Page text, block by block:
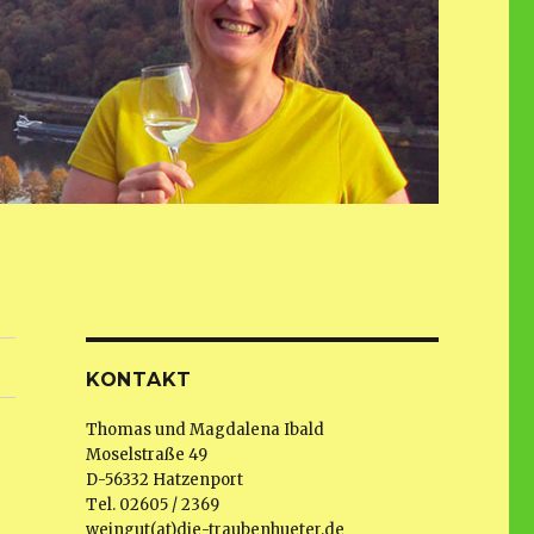
KONTAKT
Thomas und Magdalena Ibald
Moselstraße 49
D-56332 Hatzenport
Tel. 02605 / 2369